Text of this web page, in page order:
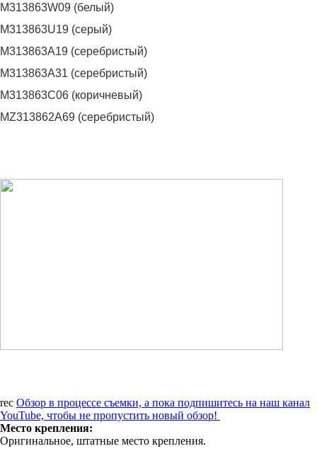
M313863W09 (белый)
M313863U19 (серый)
M313863A19 (серебристый)
M313863A31 (серебристый)
M313863С06 (коричневый)
MZ313862A69 (серебристый)
rec Обзор в процессе съемки, а пока подпишитесь на наш канал
YouTube, чтобы не пропустить новый обзор!
Место крепления:
Оригинальное, штатные место крепления.